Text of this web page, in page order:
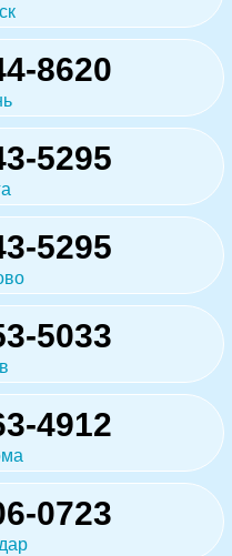
8620
5295
5295
5033
4912
0723